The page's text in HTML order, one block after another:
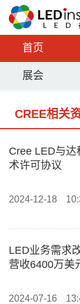
首页
展会
CREE相关
Cree LED与
术许可协议
2024-12-18
LED业务需求
营收6400万美
2024-07-16